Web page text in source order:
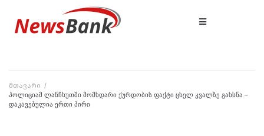
მთავარი /
პოლიციამ ლანჩხუთში მომხდარი ქურდობის ფაქტი ცხელ კვალზე გახსნა –
დაკავებულია ერთი პირი